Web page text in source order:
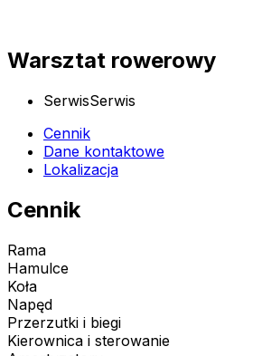
Warsztat rowerowy
SerwisSerwis
Cennik
Dane kontaktowe
Lokalizacja
Cennik
Rama
Hamulce
Koła
Napęd
Przerzutki i biegi
Kierownica i sterowanie